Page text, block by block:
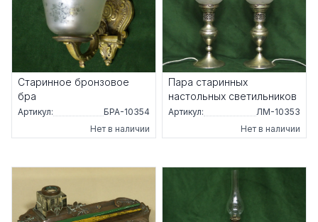
Старинное бронзовое
бра
Артикул:
БРА-10354
Нет в наличии
Пара старинных
настольных светильников
Артикул:
ЛМ-10353
Нет в наличии